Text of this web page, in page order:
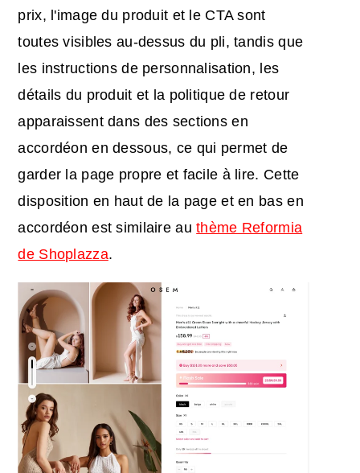
prix, l'image du produit et le CTA sont
toutes visibles au-dessus du pli, tandis que
les instructions de personnalisation, les
détails du produit et la politique de retour
apparaissent dans des sections en
accordéon en dessous, ce qui permet de
garder la page propre et facile à lire. Cette
disposition en haut de la page et en bas en
accordéon est similaire authème Reformia
de Shoplazza.